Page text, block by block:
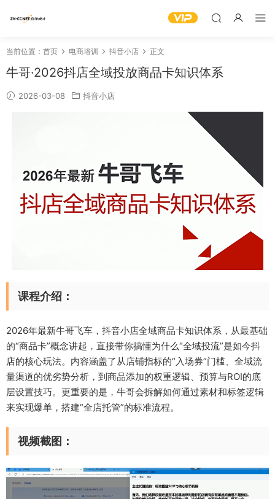
当前位置： 首页 电商培训 抖音小店 正文
牛哥·2026抖店全域投放商品卡知识体系
2026-03-08 抖音小店
课程介绍：
2026年最新牛哥飞车，抖音小店全域商品卡知识体系，从最基础
的“商品卡”概念讲起，直接带你搞懂为什么“全域投流”是如今抖
店的核心玩法。内容涵盖了从店铺指标的“入场券”门槛、全域流
量渠道的优劣势分析，到商品添加的权重逻辑、预算与ROI的底
层设置技巧。更重要的是，牛哥会拆解如何通过素材和标签逻辑
来实现爆单，搭建“全店托管”的标准流程。
视频截图：